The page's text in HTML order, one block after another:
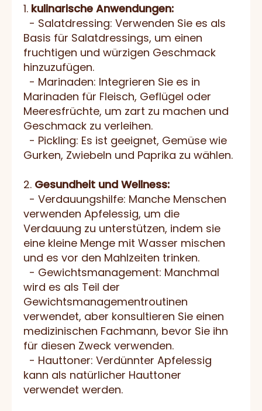
1. kulinarische Anwendungen:
- Salatdressing: Verwenden Sie es als
Basis für Salatdressings, um einen
fruchtigen und würzigen Geschmack
hinzuzufügen.
- Marinaden: Integrieren Sie es in
Marinaden für Fleisch, Geflügel oder
Meeresfrüchte, um zart zu machen und
Geschmack zu verleihen.
- Pickling: Es ist geeignet, Gemüse wie
Gurken, Zwiebeln und Paprika zu wählen.
2. Gesundheit und Wellness:
- Verdauungshilfe: Manche Menschen
verwenden Apfelessig, um die
Verdauung zu unterstützen, indem sie
eine kleine Menge mit Wasser mischen
und es vor den Mahlzeiten trinken.
- Gewichtsmanagement: Manchmal
wird es als Teil der
Gewichtsmanagementroutinen
verwendet, aber konsultieren Sie einen
medizinischen Fachmann, bevor Sie ihn
für diesen Zweck verwenden.
- Hauttoner: Verdünnter Apfelessig
kann als natürlicher Hauttoner
verwendet werden.